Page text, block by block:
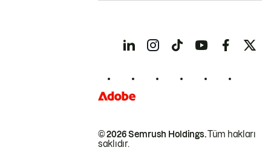
© 2026 Semrush Holdings.Tüm hakları
saklıdır.